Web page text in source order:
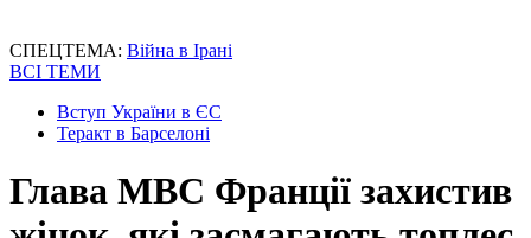
СПЕЦТЕМА: Війна в Ірані
ВСІ ТЕМИ
Вступ України в ЄС
Теракт в Барселоні
Глава МВС Франції захистив